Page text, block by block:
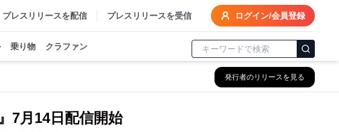
プレスリリースを配信 プレスリリースを受信 ログイン/会員登録
乗り物 クラファン
発行者のリリースを見る
7月14日配信開始